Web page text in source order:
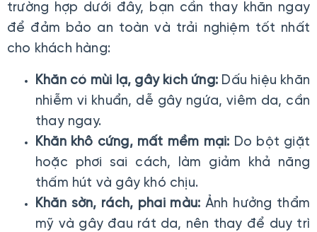
trường hợp dưới đây, bạn cần thay khăn ngay
để đảm bảo an toàn và trải nghiệm tốt nhất
cho khách hàng:
Khăn có mùi lạ, gây kích ứng: Dấu hiệu khăn
nhiễm vi khuẩn, dễ gây ngứa, viêm da, cần
thay ngay.
Khăn khô cứng, mất mềm mại: Do bột giặt
hoặc phơi sai cách, làm giảm khả năng
thấm hút và gây khó chịu.
Khăn sờn, rách, phai màu: Ảnh hưởng thẩm
mỹ và gây đau rát da, nên thay để duy trì